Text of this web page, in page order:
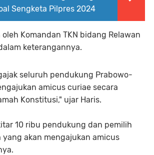
Sengketa Pilpres 2024
Komandan TKN bidang Relawan
keterangannya.
seluruh pendukung Prabowo-
amicus curiae secara
Konstitusi," ujar Haris.
10 ribu pendukung dan pemilih
yang akan mengajukan amicus